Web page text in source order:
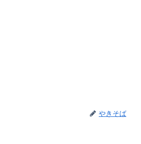
やきそば